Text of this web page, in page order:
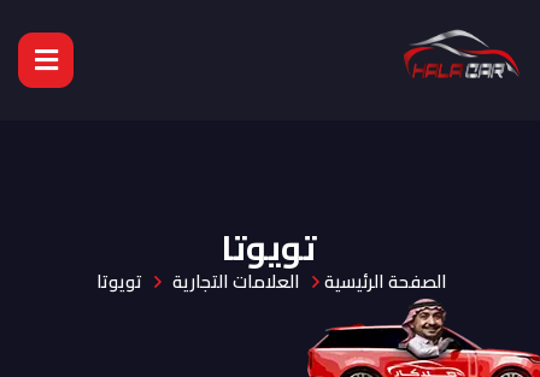
تويوتا
الصفحة الرئيسية العلامات التجارية تويوتا
العروض
خدمات ما بعد البيع